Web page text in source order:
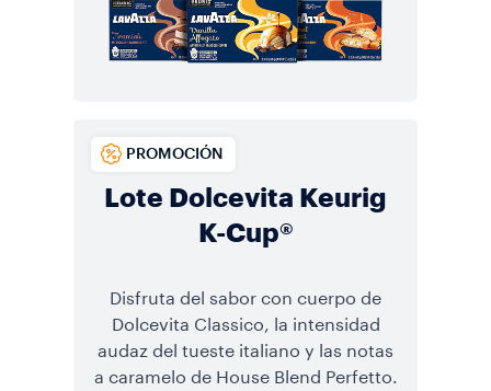
Lote Dolcevita Keurig
K-Cup®
PROMOCIÓN
Disfruta del sabor con cuerpo de
Dolcevita Classico, la intensidad
audaz del tueste italiano y las notas
a caramelo de House Blend Perfetto.